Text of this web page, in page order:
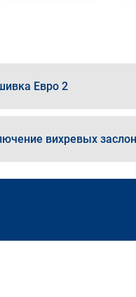
Евро 2
вихревых